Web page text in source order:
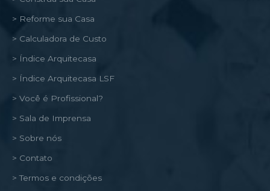
> Reforme sua Casa
> Calculadora de Custo
> Índice Arquitecasa
> Índice Arquitecasa LSF
> Você é Profissional?
> Sala de Imprensa
> Sobre nós
> Contato
> Termos e condições